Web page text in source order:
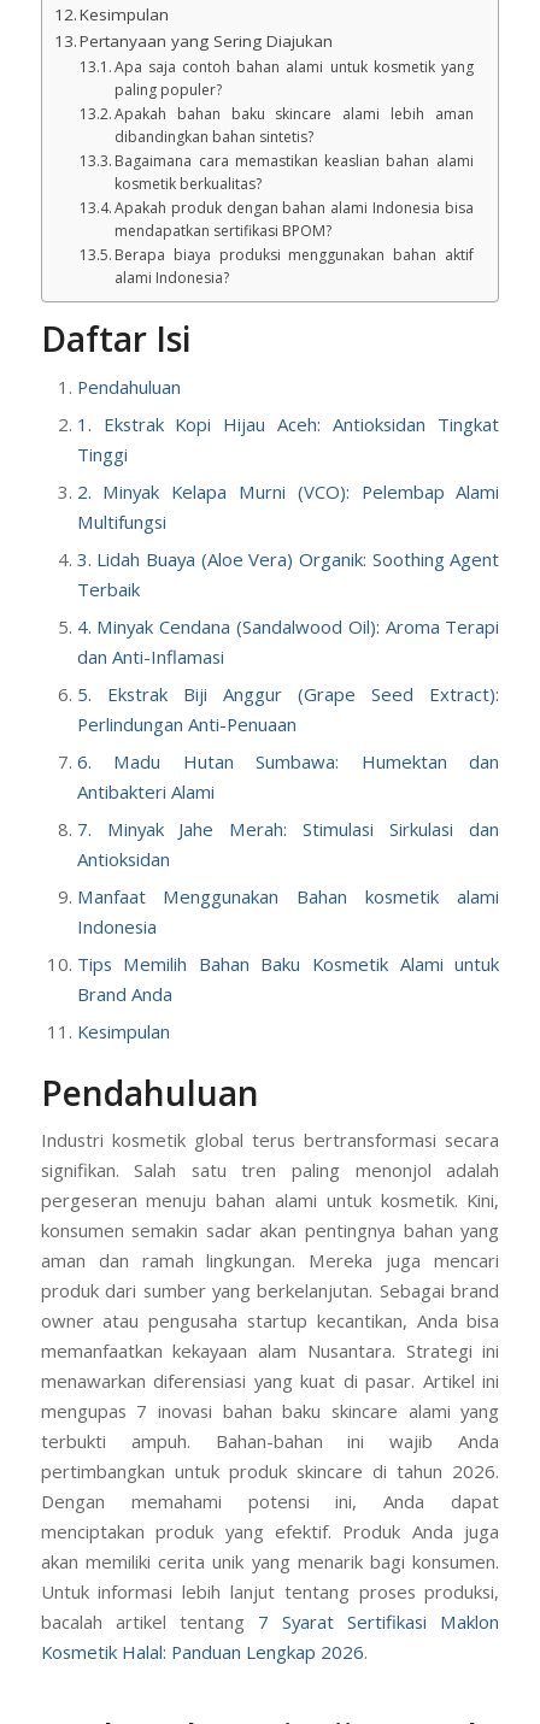
Kesimpulan
Pertanyaan yang Sering Diajukan
Apa saja contoh bahan alami untuk kosmetik yang
paling populer?
Apakah bahan baku skincare alami lebih aman
dibandingkan bahan sintetis?
Bagaimana cara memastikan keaslian bahan alami
kosmetik berkualitas?
Apakah produk dengan bahan alami Indonesia bisa
mendapatkan sertifikasi BPOM?
Berapa biaya produksi menggunakan bahan aktif
alami Indonesia?
Daftar Isi
Pendahuluan
1. Ekstrak Kopi Hijau Aceh: Antioksidan Tingkat
Tinggi
2. Minyak Kelapa Murni (VCO): Pelembap Alami
Multifungsi
3. Lidah Buaya (Aloe Vera) Organik: Soothing Agent
Terbaik
4. Minyak Cendana (Sandalwood Oil): Aroma Terapi
dan Anti-Inflamasi
5. Ekstrak Biji Anggur (Grape Seed Extract):
Perlindungan Anti-Penuaan
6. Madu Hutan Sumbawa: Humektan dan
Antibakteri Alami
7. Minyak Jahe Merah: Stimulasi Sirkulasi dan
Antioksidan
Manfaat Menggunakan Bahan kosmetik alami
Indonesia
Tips Memilih Bahan Baku Kosmetik Alami untuk
Brand Anda
Kesimpulan
Pendahuluan
Industri kosmetik global terus bertransformasi secara
signifikan. Salah satu tren paling menonjol adalah
pergeseran menuju bahan alami untuk kosmetik. Kini,
konsumen semakin sadar akan pentingnya bahan yang
aman dan ramah lingkungan. Mereka juga mencari
produk dari sumber yang berkelanjutan. Sebagai brand
owner atau pengusaha startup kecantikan, Anda bisa
memanfaatkan kekayaan alam Nusantara. Strategi ini
menawarkan diferensiasi yang kuat di pasar. Artikel ini
mengupas 7 inovasi bahan baku skincare alami yang
terbukti ampuh. Bahan-bahan ini wajib Anda
pertimbangkan untuk produk skincare di tahun 2026.
Dengan memahami potensi ini, Anda dapat
menciptakan produk yang efektif. Produk Anda juga
akan memiliki cerita unik yang menarik bagi konsumen.
Untuk informasi lebih lanjut tentang proses produksi,
bacalah artikel tentang 7 Syarat Sertifikasi Maklon
Kosmetik Halal: Panduan Lengkap 2026.